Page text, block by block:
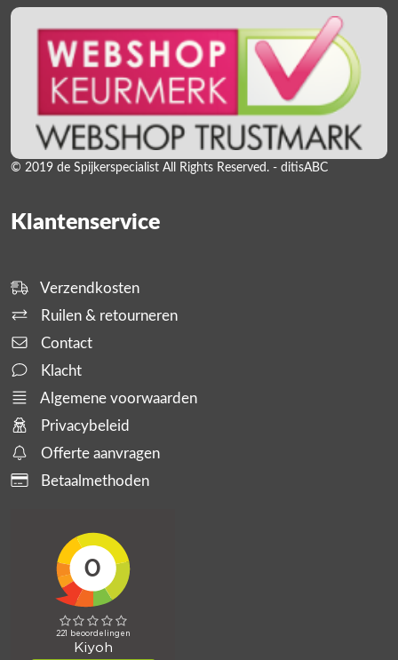
© 2019 de Spijkerspecialist All Rights Reserved. - ditisABC
Klantenservice
Verzendkosten
Ruilen & retourneren
Contact
Klacht
Algemene voorwaarden
Privacybeleid
Offerte aanvragen
Betaalmethoden